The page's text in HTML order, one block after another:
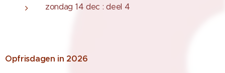
zondag 14 dec : deel 4
Opfrisdagen in 2026